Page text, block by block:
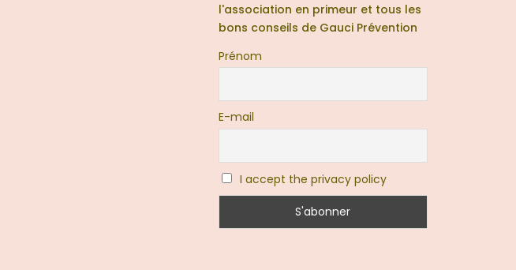
l'association en primeur et tous les
bons conseils de Gauci Prévention
Prénom
E-mail
I accept the privacy policy